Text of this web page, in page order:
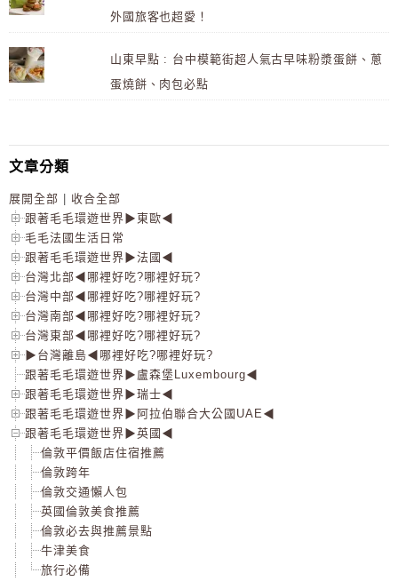
外國旅客也超愛！
山東早點 : 台中模範街超人氣古早味粉漿蛋餅、蔥
蛋燒餅、肉包必點
文章分類
展開全部
收合全部
跟著毛毛環遊世界▶東歐◀
毛毛法國生活日常
跟著毛毛環遊世界▶法國◀
台灣北部◀哪裡好吃?哪裡好玩?
台灣中部◀哪裡好吃?哪裡好玩?
台灣南部◀哪裡好吃?哪裡好玩?
台灣東部◀哪裡好吃?哪裡好玩?
▶台灣離島◀哪裡好吃?哪裡好玩?
跟著毛毛環遊世界▶盧森堡Luxembourg◀
跟著毛毛環遊世界▶瑞士◀
跟著毛毛環遊世界▶阿拉伯聯合大公國UAE◀
跟著毛毛環遊世界▶英國◀
倫敦平價飯店住宿推薦
倫敦跨年
倫敦交通懶人包
英國倫敦美食推薦
倫敦必去與推薦景點
牛津美食
旅行必備